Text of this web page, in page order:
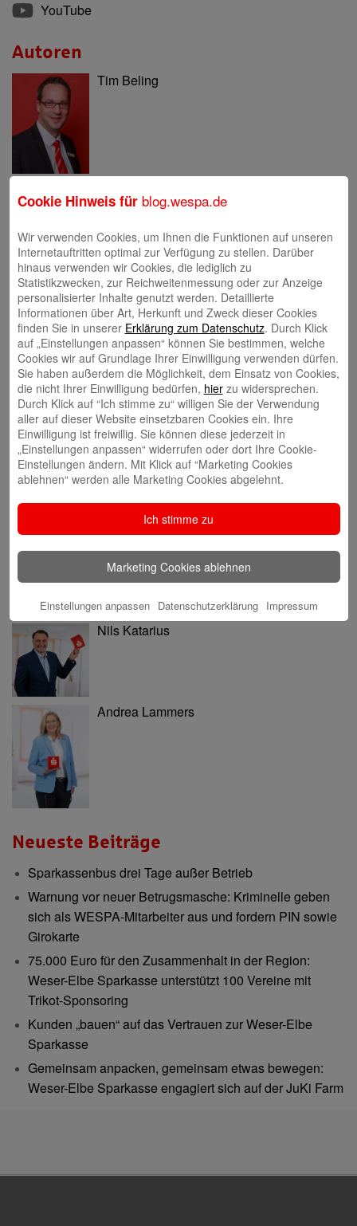
YouTube
Autoren
Tim Beling
Tina Blatz-Ruhnau
Annette Butzke
Ninia Käckenmester
Nils Katarius
Andrea Lammers
Neueste Beiträge
Sparkassenbus drei Tage außer Betrieb
Warnung vor neuer Betrugsmasche: Kriminelle geben
sich als WESPA-Mitarbeiter aus und fordern PIN sowie
Girokarte
75.000 Euro für den Zusammenhalt in der Region:
Weser-Elbe Sparkasse unterstützt 100 Vereine mit
Trikot-Sponsoring
Kunden „bauen“ auf das Vertrauen zur Weser-Elbe
Sparkasse
Gemeinsam anpacken, gemeinsam etwas bewegen:
Weser-Elbe Sparkasse engagiert sich auf der JuKi Farm
Cookie Hinweis für blog.wespa.de
Wir verwenden Cookies, um Ihnen die Funktionen auf unseren
Internetauftritten optimal zur Verfügung zu stellen. Darüber
hinaus verwenden wir Cookies, die lediglich zu
Statistikzwecken, zur Reichweitenmessung oder zur Anzeige
personalisierter Inhalte genutzt werden. Detaillierte
Informationen über Art, Herkunft und Zweck dieser Cookies
finden Sie in unserer Erklärung zum Datenschutz. Durch Klick
auf „Einstellungen anpassen“ können Sie bestimmen, welche
Cookies wir auf Grundlage Ihrer Einwilligung verwenden dürfen.
Sie haben außerdem die Möglichkeit, dem Einsatz von Cookies,
die nicht Ihrer Einwilligung bedürfen, hierzu widersprechen.
Durch Klick auf “Ich stimme zu“ willigen Sie der Verwendung
aller auf dieser Website einsetzbaren Cookies ein. Ihre
Einwilligung ist freiwillig. Sie können diese jederzeit in
„Einstellungen anpassen“ widerrufen oder dort Ihre Cookie-
Einstellungen ändern. Mit Klick auf “Marketing Cookies
ablehnen“ werden alle Marketing Cookies abgelehnt.
Ich stimme zu
Marketing Cookies ablehnen
Einstellungen anpassen Datenschutzerklärung Impressum